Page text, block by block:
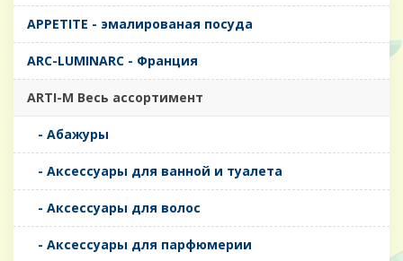
APPETITE - эмалированая посуда
ARC-LUMINARC - Франция
ARTI-M Весь ассортимент
- Абажуры
- Аксессуары для ванной и туалета
- Аксессуары для волос
- Аксессуары для парфюмерии